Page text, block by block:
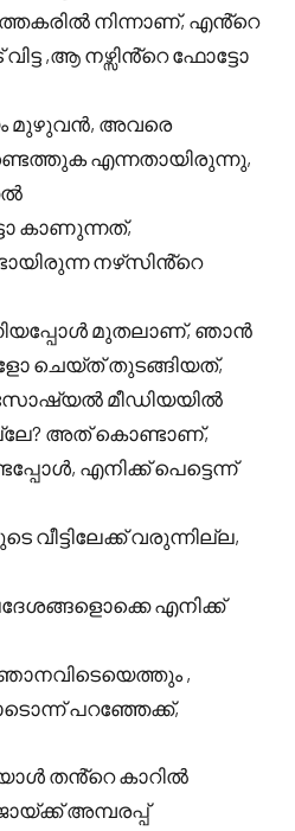
നിന്നാണ്, എൻ്റെ
,ആ നഴ്സിൻ്റെ ഫോട്ടോ
മുഴുവൻ, അവരെ
എന്നതായിരുന്നു,
കാണുന്നത്,
നഴ്‌സിൻ്റെ
മുതലാണ്, ഞാൻ
ചെയ്ത് തുടങ്ങിയത്,
സോഷ്യൽ മീഡിയയിൽ
അത് കൊണ്ടാണ്,
എനിക്ക് പെട്ടെന്ന്
വീട്ടിലേക്ക് വരുന്നില്ല,
എനിക്ക്
,
പറഞ്ഞേക്ക്,
തൻ്റെ കാറിൽ
അമ്പരപ്പ്